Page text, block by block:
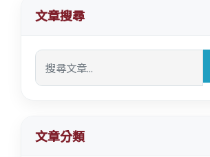
文章搜尋
文章分類